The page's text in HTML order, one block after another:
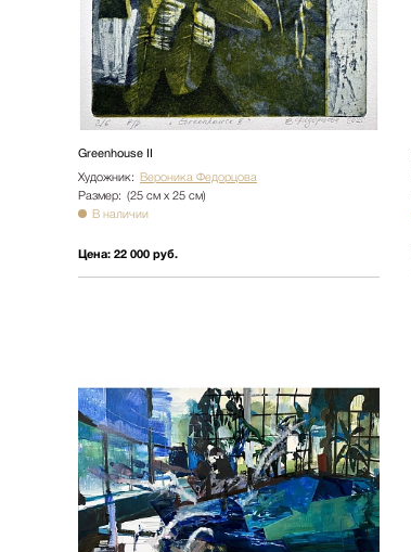
Greenhouse II
Художник: Вероника Федорцова
Размер: (25 см х 25 см)
В наличии
Цена: 22 000 руб.